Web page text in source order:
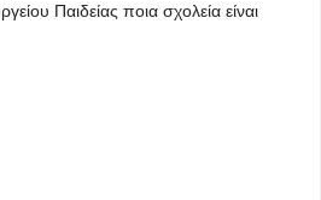
Παιδείας ποια σχολεία είναι